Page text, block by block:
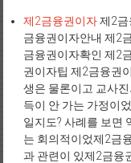
제2금융권이자제2금
금융권이자안내 제2
금융권이자확인 제2
권이자팁 제2금융권
생은 물론이고 교사
득이 안 가는 가정이
일지도? 사례를 보면
는 회의적이었제2금
과 관련이 있제2금융